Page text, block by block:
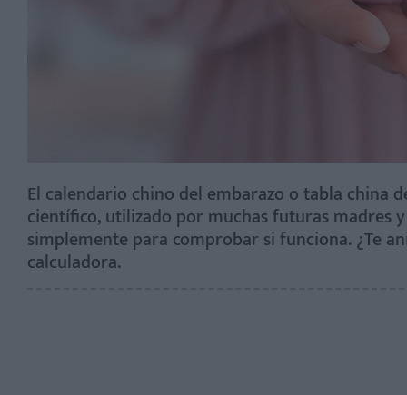
El calendario chino del embarazo o tabla china
científico, utilizado por muchas futuras madres
simplemente para comprobar si funciona. ¿Te
calculadora.